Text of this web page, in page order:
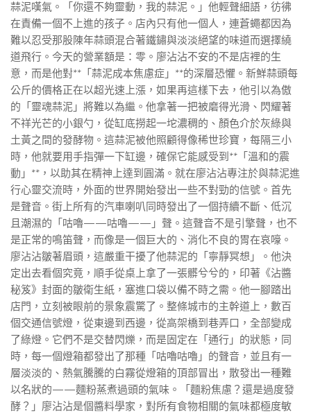
蒜泥嘆氣。「你還不夠靈動，我的蒜泥。」他輕聲細語，彷彿
在責備一個不上進的孩子。店內只有他一個人，連蒼蠅都因為
難以忍受那股陳年蒜頭混合著鐵鏽與淡淡絕望的味道而選擇繞
道飛行。今天的營業額是：零。廖沾沾不安的不是店裡的生
意，而是他對**「蒜泥成本焦慮症」**的深層恐懼。新鮮蒜頭每
公斤的價格正在以超光速上漲，如果再這樣下去，他引以為傲
的「靈魂蒜泥」將難以為繼。他拿著一把被磨得光滑、閃耀著
不祥光芒的小銀勺，從缸底撈起一坨濃稠的、顏色介於灰綠與
土黃之間的發酵物。這蒜泥被他照顧得像稀世珍寶，每隔三小
時，他就要用手指彈一下缸邊，確保它能感受到**「溫和的震
動」**，以助其在精神上達到圓滿。就在廖沾沾專注於與蒜泥進
行心靈交流時，外面的世界開始發出一些不對勁的信號。首先
是聲音。街上所有的汽車喇叭同時發出了一個持續不斷、低沉
且潮濕的「咕嚕——咕嚕——」聲。這聲音不是引擎聲，也不
是正常的鳴笛聲，而像是一個巨大的、消化不良的胃在哀嚎。
廖沾沾皺著眉頭，這嚴重干擾了他蒜泥的「寧靜冥想」。他決
定出去看個究竟，順手從桌上拿了一張髒兮兮的，印著《沾醬
秘笈》封面的皺衛生紙，塞進口袋以備不時之需。他一腳踏出
店門，立刻被眼前的景象震驚了。整條城市的主幹道上，數百
個交通信號燈，從東邊到西邊，從高架橋到巷弄口，全部變成
了綠燈。它們不是交替閃爍，而是固定在「通行」的狀態，同
時，每一個燈箱都發出了那種「咕嚕咕嚕」的聲音，並且有一
層淡淡的、熱氣騰騰的白霧從燈箱的頂部冒出，散發出一種難
以名狀的——麵粉蒸煮過頭的氣味。「麵粉焦慮？還是過度發
酵？」廖沾沾是個醬料學家，對所有食物相關的氣味都極度敏